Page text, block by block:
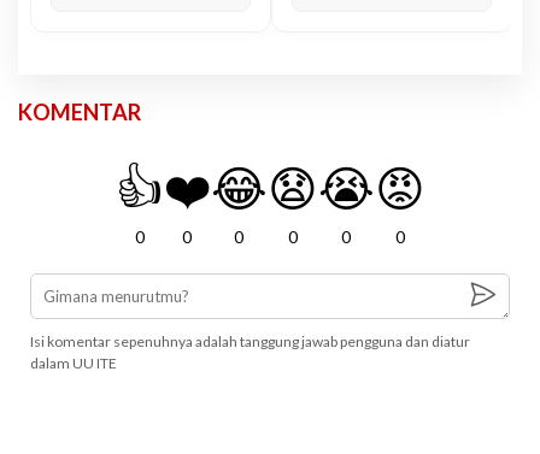
KOMENTAR
👍
0
❤️
0
😂
0
😧
0
😭
0
😡
0
Isi komentar sepenuhnya adalah tanggung jawab pengguna dan diatur
dalam UU ITE